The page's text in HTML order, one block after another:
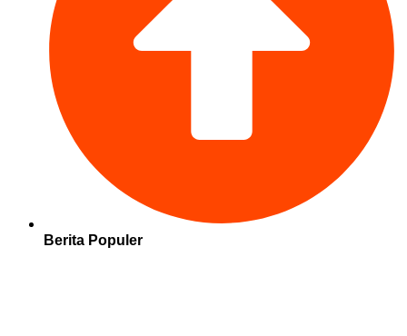
Berita Populer